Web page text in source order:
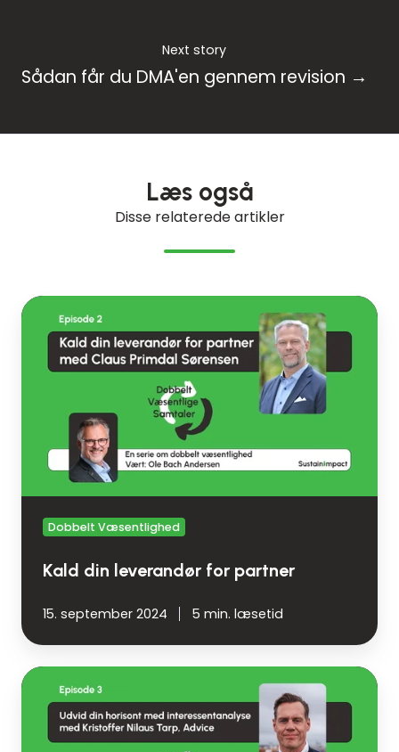
Next story
Sådan får du DMA'en gennem revision →
Læs også
Disse relaterede artikler
Kald
leverandør
Dobbelt Væsentlighed
Kald din leverandør for partner
15. september 2024 5 min. læsetid
Udvid
horisonten
interessentanalysen